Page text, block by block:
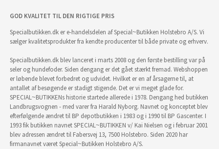
GOD KVALITET TIL DEN RIGTIGE PRIS
Specialbutikken.dk er e-handelsdelen af Special~Butikken Holstebro A/S. Vi
sælger kvalitetsprodukter fra kendte producenter til både private og erhverv.
Specialbutikken.dk blev lanceret i marts 2008 og den første bestilling var på
seler og hundefoder. Siden dengang er det gået stærkt fremad. Webshoppen
er løbende blevet forbedret og udvidet. Hvilket er en af årsagerne til, at
antallet af besøgende er stadigt stigende. Det er vi meget glade for.
SPECIAL~BUTIKKENs historie startede allerede i 1978. Dengang hed butikken
Landbrugsvognen - med varer fra Harald Nyborg. Navnet og konceptet blev
efterfølgende ændret til BP depotbutikken i 1983 og i 1990 til BP Gascenter. I
1993 fik butikken navnet SPECIAL~BUTIKKEN v/ Kai Nielsen og i februar 2001
blev adressen ændret til Fabersvej 13, 7500 Holstebro. Siden 2020 har
firmanavnet været Special~Butikken Holstebro A/S.